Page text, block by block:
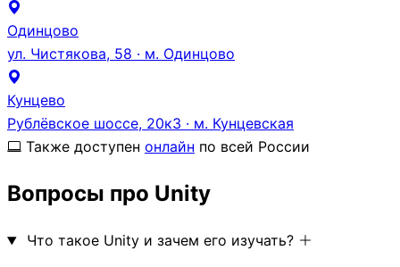
Одинцово
ул. Чистякова, 58 · м. Одинцово
Кунцево
Рублёвское шоссе, 20к3 · м. Кунцевская
Также доступен онлайн по всей России
Вопросы про Unity
Что такое Unity и зачем его изучать?